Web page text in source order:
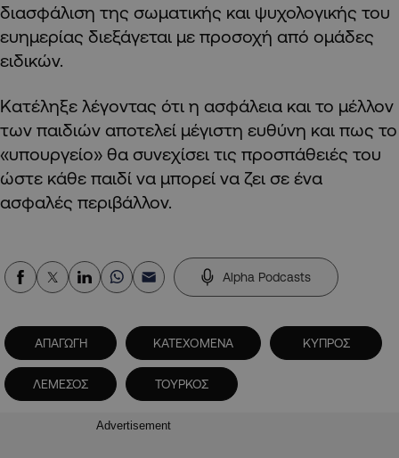
διασφάλιση της σωματικής και ψυχολογικής του
ευημερίας διεξάγεται με προσοχή από ομάδες
ειδικών.
Κατέληξε λέγοντας ότι η ασφάλεια και το μέλλον
των παιδιών αποτελεί μέγιστη ευθύνη και πως το
«υπουργείο» θα συνεχίσει τις προσπάθειές του
ώστε κάθε παιδί να μπορεί να ζει σε ένα
ασφαλές περιβάλλον.
Alpha Podcasts
ΑΠΑΓΩΓΗ ΚΑΤΕΧΟΜΕΝΑ ΚΥΠΡΟΣ
ΛΕΜΕΣΟΣ ΤΟΥΡΚΟΣ
Advertisement